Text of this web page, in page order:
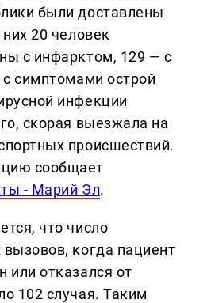
были доставлены
20 человек
с инфарктом, 129 — с
симптомами острой
инфекции
скорая выезжала на
происшествий.
сообщает
- Марий Эл.
что число
вызовов, когда пациент
или отказался от
102 случая. Таким